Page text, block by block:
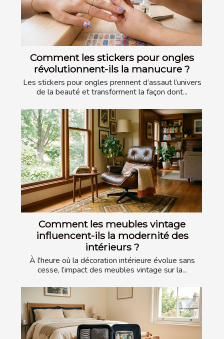
Comment les stickers pour ongles
révolutionnent-ils la manucure ?
Les stickers pour ongles prennent d’assaut l’univers
de la beauté et transforment la façon dont...
Comment les meubles vintage
influencent-ils la modernité des
intérieurs ?
À l'heure où la décoration intérieure évolue sans
cesse, l’impact des meubles vintage sur la...